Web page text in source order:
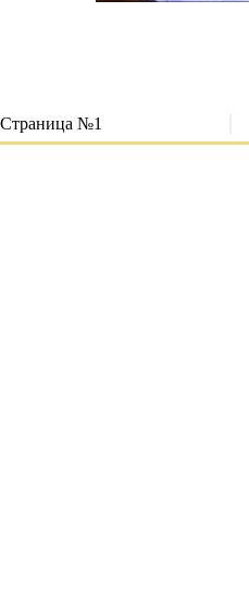
Страница №1